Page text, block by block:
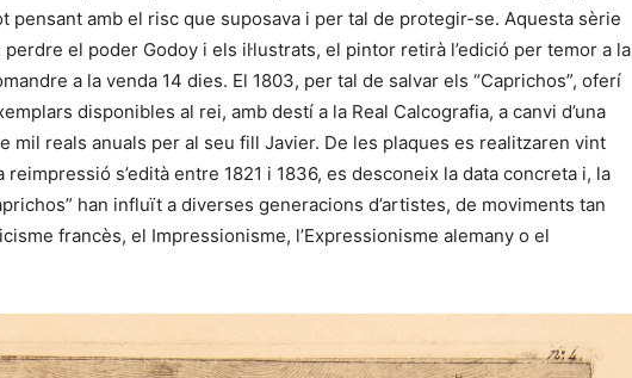
pensant amb el risc que suposava i per tal de protegir-se. Aquesta sèrie
perdre el poder Godoy i els il·lustrats, el pintor retirà l’edició per temor a la
a la venda 14 dies. El 1803, per tal de salvar els “Caprichos”, oferí
disponibles al rei, amb destí a la Real Calcografia, a canvi d’una
mil reals anuals per al seu fill Javier. De les plaques es realitzaren vint
s’edità entre 1821 i 1836, es desconeix la data concreta i, la
han influït a diverses generacions d’artistes, de moviments tan
francès, el Impressionisme, l’Expressionisme alemany o el